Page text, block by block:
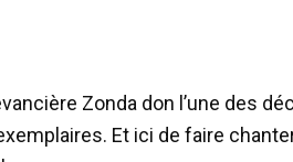
Zonda don l’une des
Et ici de faire